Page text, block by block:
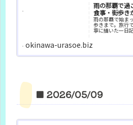
雨の那覇で過
食事・街歩き
雨の那覇で始ま
歩きまで。旅行
寧に描いた一日
okinawa-urasoe.biz
■ 2026/05/09